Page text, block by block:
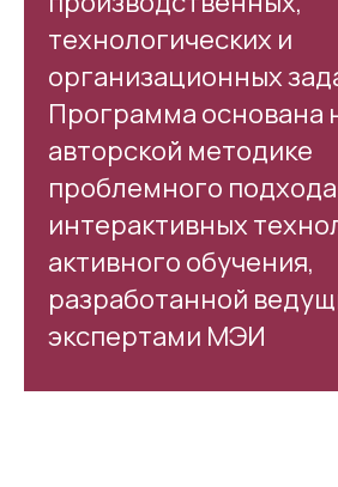
технологических и
организационных
Программа основана
авторской методике
проблемного
интерактивных
активного обучения,
разработанной
экспертами МЭИ